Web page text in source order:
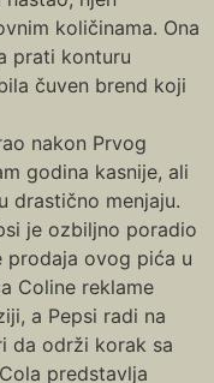
količinama. Ona
prati konturu
čuven brend koji
nakon Prvog
godina kasnije, ali
drastično menjaju.
je ozbiljno poradio
prodaja ovog pića u
Coline reklame
a Pepsi radi na
da održi korak sa
predstavlja